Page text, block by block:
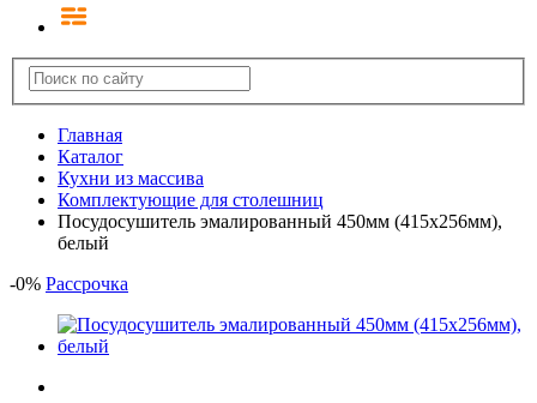
Главная
Каталог
Кухни из массива
Комплектующие для столешниц
Посудосушитель эмалированный 450мм (415х256мм),
белый
-0% Рассрочка